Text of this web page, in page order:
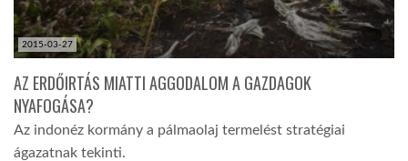
A VILÁG ITTHON
2015-03-27
AZ ERDŐIRTÁS MIATTI AGGODALOM A GAZDAGOK
NYAFOGÁSA?
Az indonéz kormány a pálmaolaj termelést stratégiai
ágazatnak tekinti.